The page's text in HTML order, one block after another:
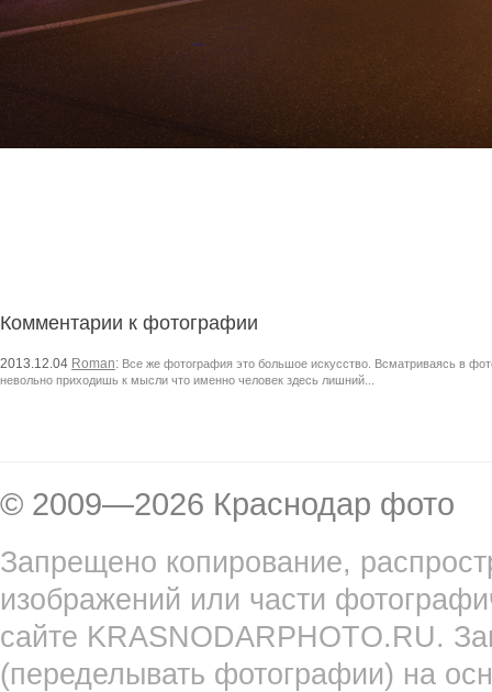
Комментарии к фотографии
2013.12.04 Roman: Все же фотография это большое искусство. Всматриваясь в
невольно приходишь к мысли что именно человек здесь лишний...
© 2009—2026 Краснодар фото
Запрещено копирование,
изображений или части
сайте KRASNODARPHOTO.RU.
(переделывать фотографии) на